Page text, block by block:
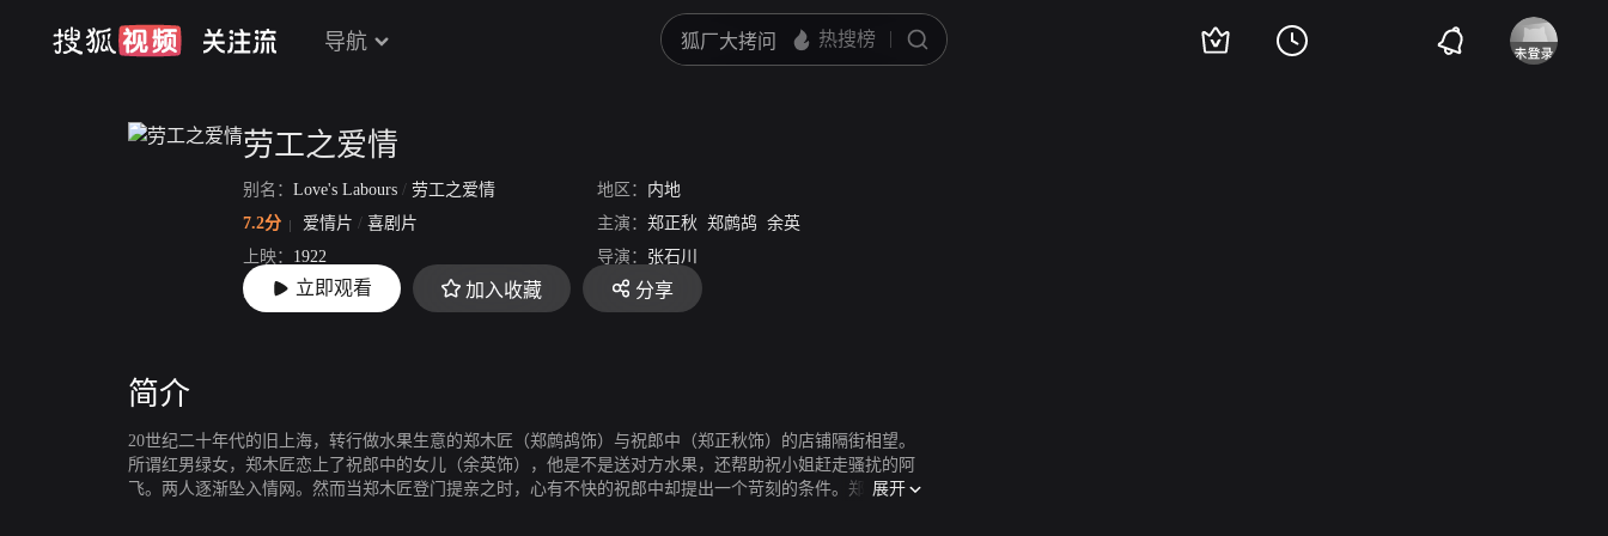
导航
劳工之爱情
别名： Love's Labours / 劳工之爱情 地区： 内地
7.2分
爱情片 / 喜剧片 主演： 郑正秋 郑鹧鸪 余英
上映： 1922 导演： 张石川
片长： 22分4秒
立即观看 加入收藏 分享
简介
20世纪二十年代的旧上海，转行做水果生意的郑木匠（郑鹧鸪饰）与祝郎中（郑正秋饰）的店铺隔街相望。
所谓红男绿女，郑木匠恋上了祝郎中的女儿（余英饰），他是不是送对方水果，还帮助祝小姐赶走骚扰的阿
飞。两人逐渐坠入情网。然而当郑木匠登门提亲之时，心有不快的祝郎中却提出一个苛刻的条件。郑木匠若
展开